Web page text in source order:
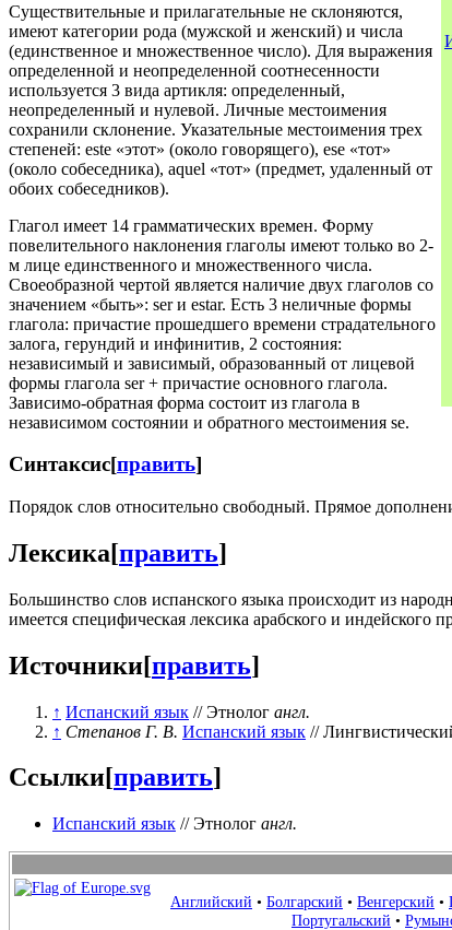
Существительные и прилагательные не склоняются,
имеют категории рода (мужской и женский) и числа
(единственное и множественное число). Для выражения
определенной и неопределенной соотнесенности
используется 3 вида артикля: определенный,
неопределенный и нулевой. Личные местоимения
сохранили склонение. Указательные местоимения трех
степеней: este «этот» (около говорящего), ese «тот»
(около собеседника), aquel «тот» (предмет, удаленный от
обоих собеседников).
Глагол имеет 14 грамматических времен. Форму
повелительного наклонения глаголы имеют только во 2-
м лице единственного и множественного числа.
Своеобразной чертой является наличие двух глаголов со
значением «быть»: ser и estar. Есть 3 неличные формы
глагола: причастие прошедшего времени страдательного
залога, герундий и инфинитив, 2 состояния:
независимый и зависимый, образованный от лицевой
формы глагола ser + причастие основного глагола.
Зависимо-обратная форма состоит из глагола в
независимом состоянии и обратного местоимения se.
Синтаксис[править]
Порядок слов относительно свободный. Прямое
Лексика[править]
Большинство слов испанского языка происходит из
имеется специфическая лексика арабского и
Источники[править]
↑ Испанский язык // Этнолог англ.
↑ Степанов Г. В. Испанский язык //
Ссылки[править]
Испанский язык // Этнолог англ.
Английский • Болгарский • Венгерский •
Португальский •